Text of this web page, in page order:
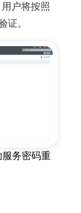
户将按照
证。
服务密码重